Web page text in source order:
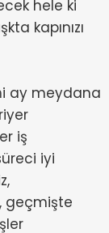
hele ki
kapınızı
ay meydana
iş
iyi
geçmişte